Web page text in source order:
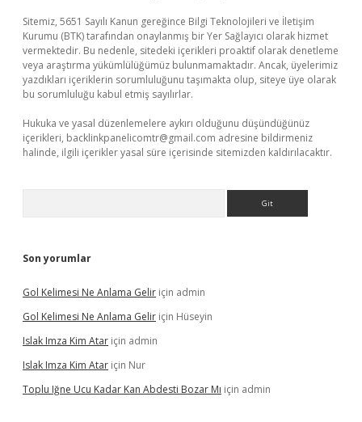
Sitemiz, 5651 Sayılı Kanun gereğince Bilgi Teknolojileri ve İletişim
Kurumu (BTK) tarafından onaylanmış bir Yer Sağlayıcı olarak hizmet
vermektedir. Bu nedenle, sitedeki içerikleri proaktif olarak denetleme
veya araştırma yükümlülüğümüz bulunmamaktadır. Ancak, üyelerimiz
yazdıkları içeriklerin sorumluluğunu taşımakta olup, siteye üye olarak
bu sorumluluğu kabul etmiş sayılırlar.
Hukuka ve yasal düzenlemelere aykırı olduğunu düşündüğünüz
içerikleri, backlinkpanelicomtr@gmail.com adresine bildirmeniz
halinde, ilgili içerikler yasal süre içerisinde sitemizden kaldırılacaktır.
Son yorumlar
Gol Kelimesi Ne Anlama Gelir için admin
Gol Kelimesi Ne Anlama Gelir için Hüseyin
Islak Imza Kim Atar için admin
Islak Imza Kim Atar için Nur
Toplu Iğne Ucu Kadar Kan Abdesti Bozar Mı için admin